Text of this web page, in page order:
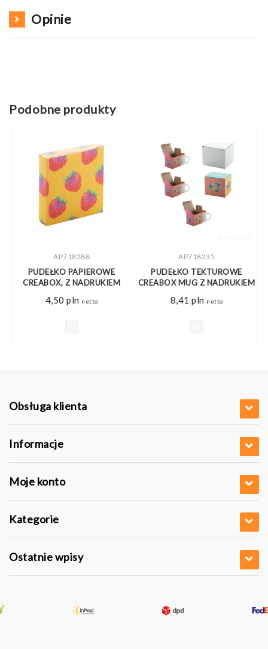
Opinie
Podobne produkty
AP718288
PUDEŁKO PAPIEROWE
CREABOX, Z NADRUKIEM
4,50 pln netto
AP718235
PUDEŁKO TEKTUROWE
CREABOX MUG Z NADRUKIEM
8,41 pln netto
Obsługa klienta
Informacje
Moje konto
Kategorie
Ostatnie wpisy